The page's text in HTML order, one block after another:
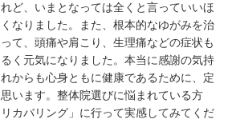
ど、いまとなっては全くと言っていいほ
なりました。また、根本的なゆがみを治
て、頭痛や肩こり、生理痛などの症状も
く元気になりました。本当に感謝の気持
からも心身ともに健康であるために、定
います。整体院選びに悩まれている方
カバリング」に行って実感してみてくだ